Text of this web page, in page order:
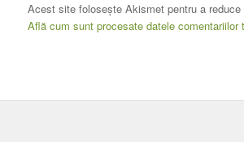
Acest site folosește Akismet pentru a reduce
Află cum sunt procesate datele comentariilor